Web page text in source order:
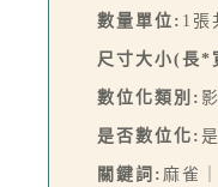
數量單位: 1張
尺寸大小(長*
數位化類別:
是否數位化: 是
關鍵詞: 麻雀